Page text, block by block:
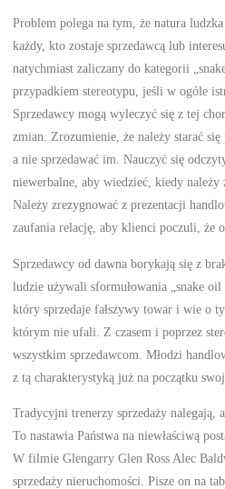
Problem polega na tym, że natura
każdy, kto zostaje sprzedawcą lub
natychmiast zaliczany do kategorii
przypadkiem stereotypu, jeśli w ogóle
Sprzedawcy mogą wyleczyć się z tej
zmian. Zrozumienie, że należy starać się
a nie sprzedawać im. Nauczyć się
niewerbalne, aby wiedzieć, kiedy należy
Należy zrezygnować z prezentacji
zaufania relację, aby klienci poczuli, że
Sprzedawcy od dawna borykają się z
ludzie używali sformułowania „snake oil
który sprzedaje fałszywy towar i wie o
którym nie ufali. Z czasem i poprzez
wszystkim sprzedawcom. Młodzi
z tą charakterystyką już na początku
Tradycyjni trenerzy sprzedaży nalegają,
To nastawia Państwa na niewłaściwą
W filmie Glengarry Glen Ross Alec
sprzedaży nieruchomości. Pisze on na